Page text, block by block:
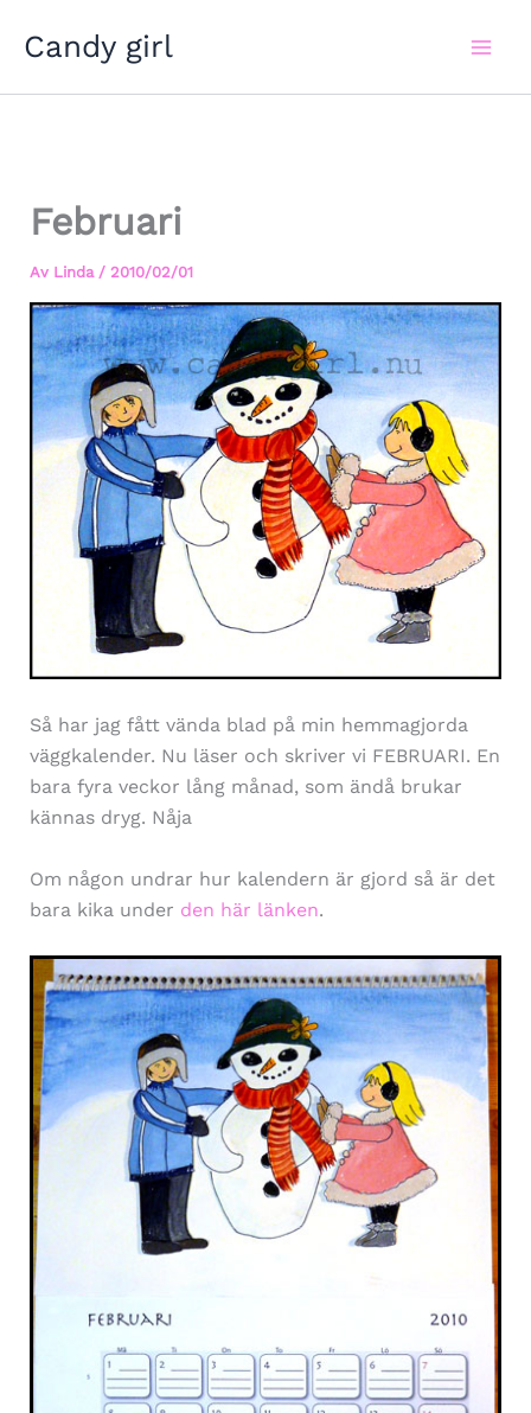
Candy girl
Februari
Av Linda / 2010/02/01
Så har jag fått vända blad på min hemmagjorda
väggkalender. Nu läser och skriver vi FEBRUARI. En
bara fyra veckor lång månad, som ändå brukar
kännas dryg. Nåja
Om någon undrar hur kalendern är gjord så är det
bara kika under den här länken.